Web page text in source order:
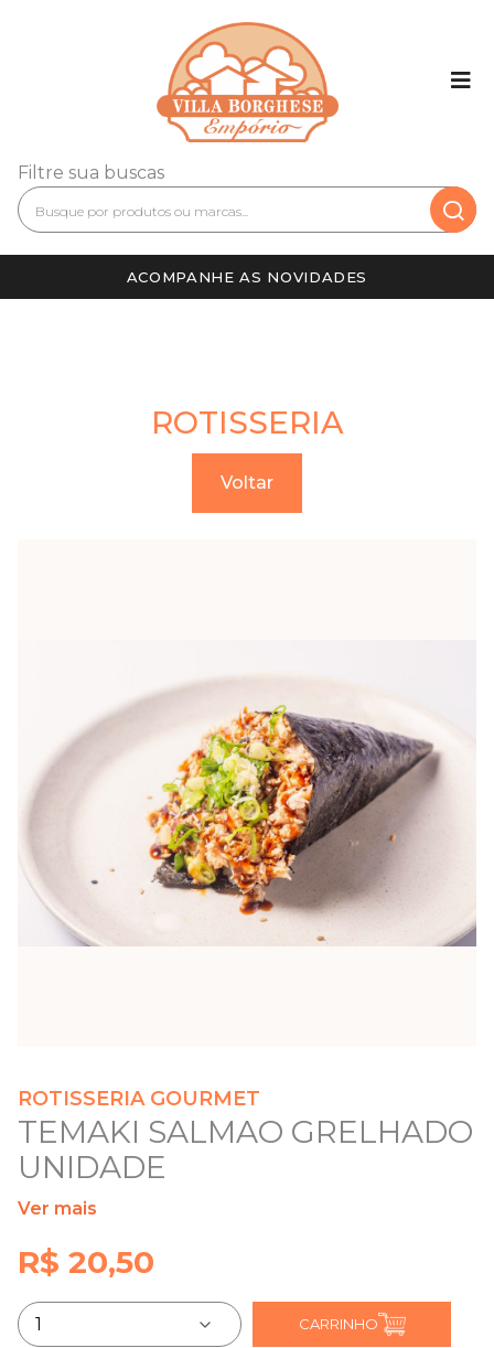
Filtre sua buscas
ACOMPANHE AS NOVIDADES
ROTISSERIA
Voltar
ROTISSERIA GOURMET
TEMAKI SALMAO GRELHADO
UNIDADE
Ver mais
R$ 20,50
CARRINHO